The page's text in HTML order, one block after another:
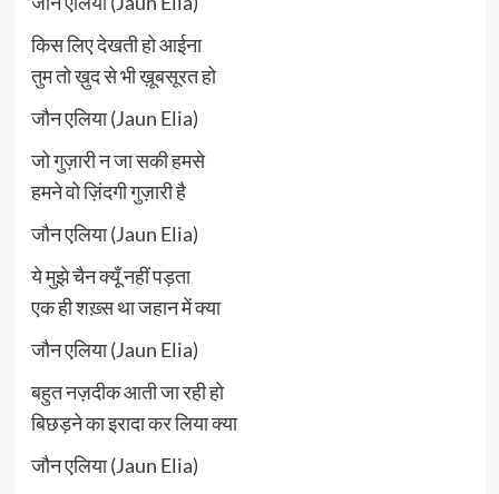
किस लिए देखती हो आईना
तुम तो ख़ुद से भी ख़ूबसूरत हो
जौन एलिया (Jaun Elia)
जो गुज़ारी न जा सकी हमसे
हमने वो ज़िंदगी गुज़ारी है
जौन एलिया (Jaun Elia)
ये मुझे चैन क्यूँ नहीं पड़ता
एक ही शख़्स था जहान में क्या
जौन एलिया (Jaun Elia)
बहुत नज़दीक आती जा रही हो
बिछड़ने का इरादा कर लिया क्या
जौन एलिया (Jaun Elia)